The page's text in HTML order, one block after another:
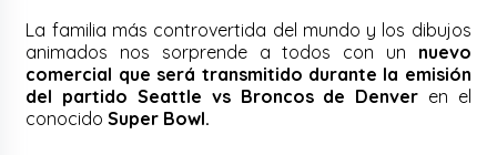
La familia más controvertida del mundo y los dibujos
animados nos sorprende a todos con un nuevo
comercial que será transmitido durante la emisión
del partido Seattle vs Broncos de Denver en el
conocidoSuper Bowl.